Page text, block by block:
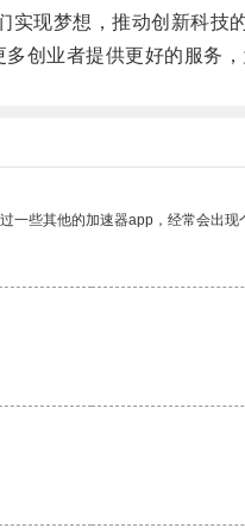
现梦想，推动创新科技的
业者提供更好的服务，
些其他的加速器app，经常会出现